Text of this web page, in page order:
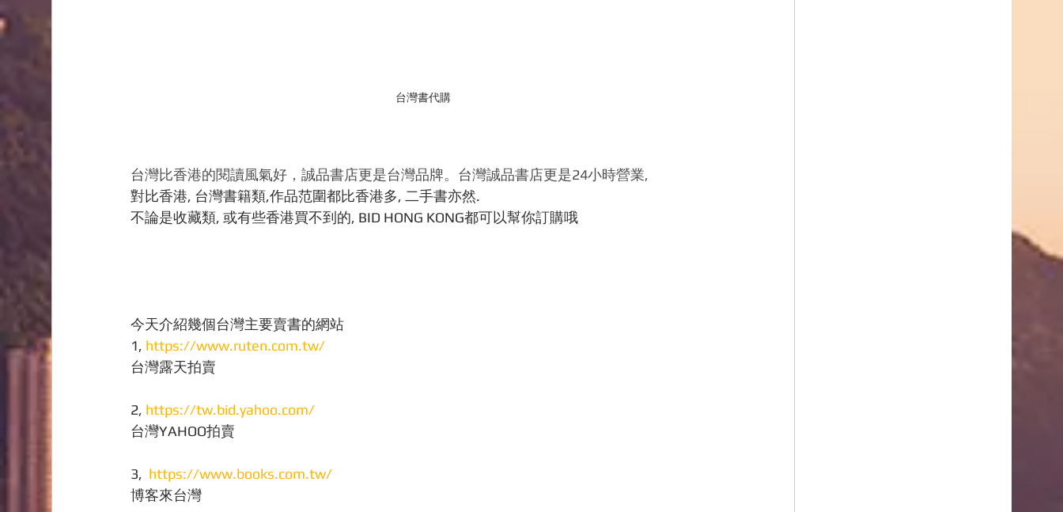
台灣書代購
台灣比香港的閱讀風氣好，誠品書店更是台灣品牌。台灣誠品書店更是24小時營業,
對比香港, 台灣書籍類,作品范圍都比香港多, 二手書亦然.
不論是收藏類, 或有些香港買不到的, BID HONG KONG都可以幫你訂購哦
今天介紹幾個台灣主要賣書的網站
1, https://www.ruten.com.tw/
台灣露天拍賣
2, https://tw.bid.yahoo.com/
台灣YAHOO拍賣
3, https://www.books.com.tw/
博客來台灣